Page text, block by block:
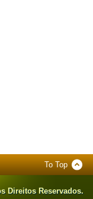
To Top
Direitos Reservados.